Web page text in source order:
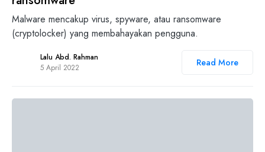
Malware mencakup virus, spyware, atau ransomware
(cryptolocker) yang membahayakan pengguna.
Lalu Abd. Rahman
5 April 2022
Read More